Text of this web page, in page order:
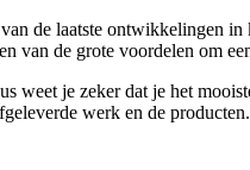
de laatste
van de grote voordelen om
weet je zeker dat je het
werk en de